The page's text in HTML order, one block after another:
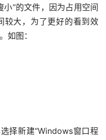
”的文件，因为占用空间
较大，为了更好的看到效
如图：
择新建“Windows窗口程